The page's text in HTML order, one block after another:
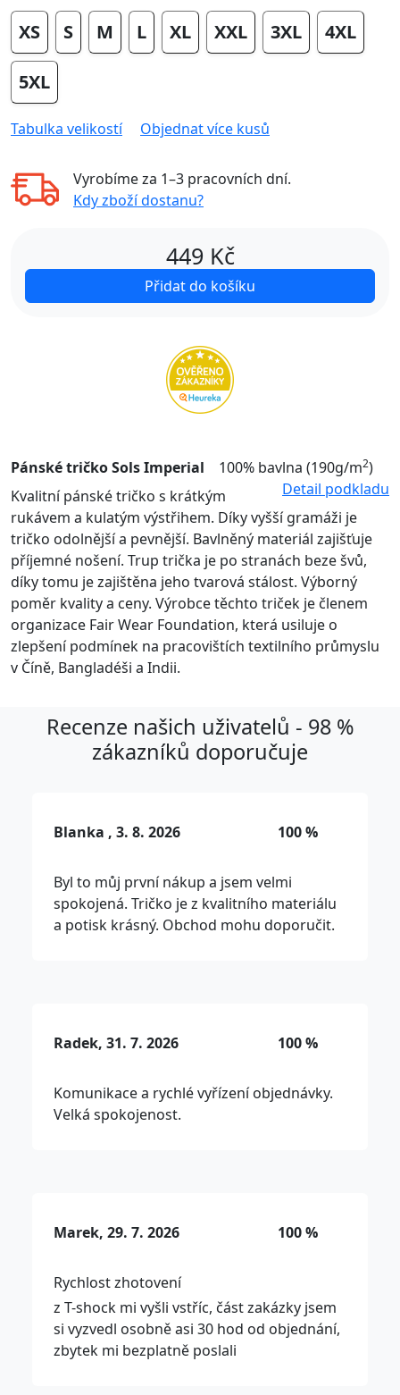
XS S M L XL XXL 3XL 4XL
5XL
Tabulka velikostí Objednat více kusů
Vyrobíme za 1–3 pracovních dní.
Kdy zboží dostanu?
449 Kč
Přidat do košíku
Pánské tričko Sols Imperial 100% bavlna (190g/m2)
Detail podkladu
Kvalitní pánské tričko s krátkým
rukávem a kulatým výstřihem. Díky vyšší gramáži je
tričko odolnější a pevnější. Bavlněný materiál zajišťuje
příjemné nošení. Trup trička je po stranách beze švů,
díky tomu je zajištěna jeho tvarová stálost. Výborný
poměr kvality a ceny. Výrobce těchto triček je členem
organizace Fair Wear Foundation, která usiluje o
zlepšení podmínek na pracovištích textilního průmyslu
v Číně, Bangladéši a Indii.
Recenze našich uživatelů - 98 %
zákazníků doporučuje
Blanka , 3. 8. 2026 100 %
Byl to můj první nákup a jsem velmi
spokojená. Tričko je z kvalitního materiálu
a potisk krásný. Obchod mohu doporučit.
Radek, 31. 7. 2026 100 %
Komunikace a rychlé vyřízení objednávky.
Velká spokojenost.
Marek, 29. 7. 2026 100 %
Rychlost zhotovení
z T-shock mi vyšli vstříc, část zakázky jsem
si vyzvedl osobně asi 30 hod od objednání,
zbytek mi bezplatně poslali